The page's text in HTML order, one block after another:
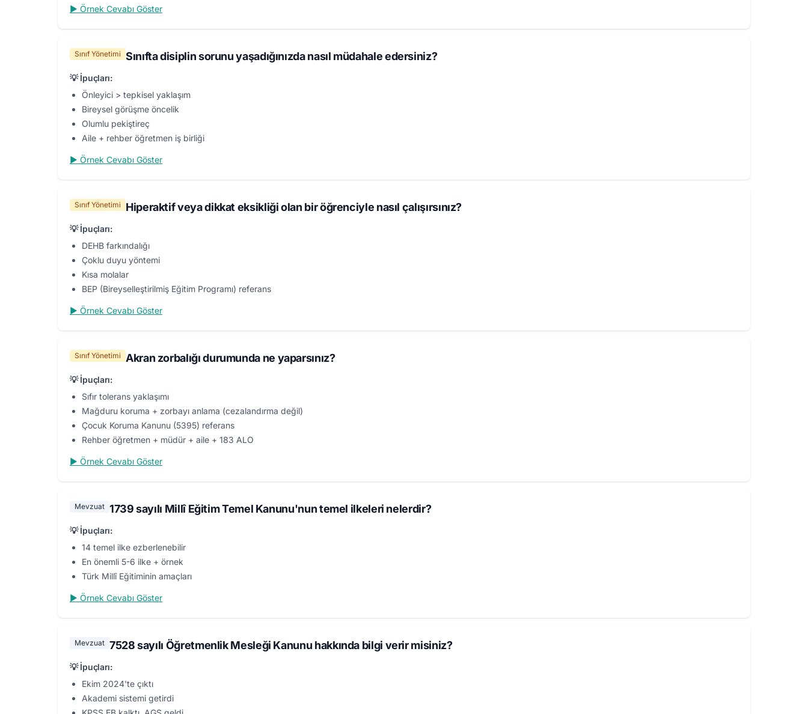
▶ Örnek Cevabı Göster
Sınıf Yönetimi Sınıfta disiplin sorunu yaşadığınızda nasıl müdahale edersiniz?
💡 İpuçları:
Önleyici > tepkisel yaklaşım
Bireysel görüşme öncelik
Olumlu pekiştireç
Aile + rehber öğretmen iş birliği
▶ Örnek Cevabı Göster
Sınıf Yönetimi Hiperaktif veya dikkat eksikliği olan bir öğrenciyle nasıl çalışırsınız?
💡 İpuçları:
DEHB farkındalığı
Çoklu duyu yöntemi
Kısa molalar
BEP (Bireyselleştirilmiş Eğitim Programı) referans
▶ Örnek Cevabı Göster
Sınıf Yönetimi Akran zorbalığı durumunda ne yaparsınız?
💡 İpuçları:
Sıfır tolerans yaklaşımı
Mağduru koruma + zorbayı anlama (cezalandırma değil)
Çocuk Koruma Kanunu (5395) referans
Rehber öğretmen + müdür + aile + 183 ALO
▶ Örnek Cevabı Göster
Mevzuat 1739 sayılı Millî Eğitim Temel Kanunu'nun temel ilkeleri nelerdir?
💡 İpuçları:
14 temel ilke ezberlenebilir
En önemli 5-6 ilke + örnek
Türk Millî Eğitiminin amaçları
▶ Örnek Cevabı Göster
Mevzuat 7528 sayılı Öğretmenlik Mesleği Kanunu hakkında bilgi verir misiniz?
💡 İpuçları:
Ekim 2024'te çıktı
Akademi sistemi getirdi